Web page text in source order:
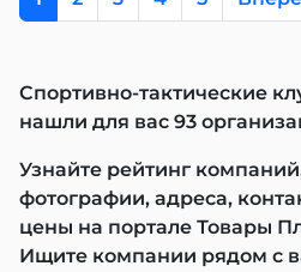
Спортивно-тактические
нашли для вас 93
Узнайте рейтинг
фотографии, адреса,
цены на портале Товары
Ищите компании рядом с